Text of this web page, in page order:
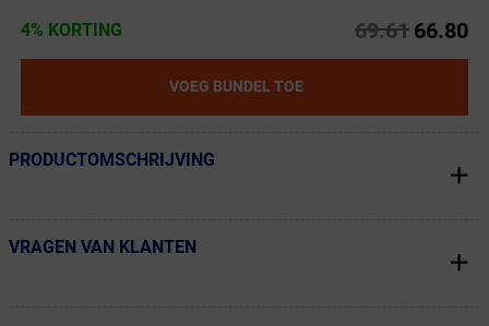
4% KORTING 69.61 66.80
VOEG BUNDEL TOE
← Terug naar productnavigatie
PRODUCTOMSCHRIJVING
← Terug naar productnavigatie
VRAGEN VAN KLANTEN